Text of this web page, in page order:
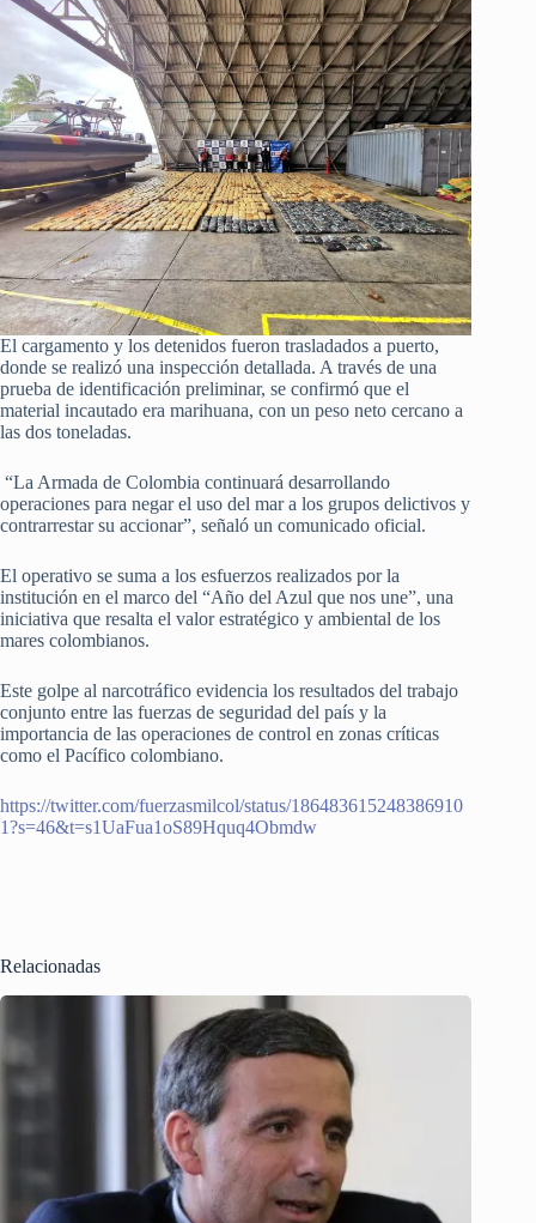
El cargamento y los detenidos fueron trasladados a puerto,
donde se realizó una inspección detallada. A través de una
prueba de identificación preliminar, se confirmó que el
material incautado era marihuana, con un peso neto cercano a
las dos toneladas.
“La Armada de Colombia continuará desarrollando
operaciones para negar el uso del mar a los grupos delictivos y
contrarrestar su accionar”, señaló un comunicado oficial.
El operativo se suma a los esfuerzos realizados por la
institución en el marco del “Año del Azul que nos une”, una
iniciativa que resalta el valor estratégico y ambiental de los
mares colombianos.
Este golpe al narcotráfico evidencia los resultados del trabajo
conjunto entre las fuerzas de seguridad del país y la
importancia de las operaciones de control en zonas críticas
como el Pacífico colombiano.
https://twitter.com/fuerzasmilcol/status/186483615248386910
1?s=46&t=s1UaFua1oS89Hquq4Obmdw
Relacionadas